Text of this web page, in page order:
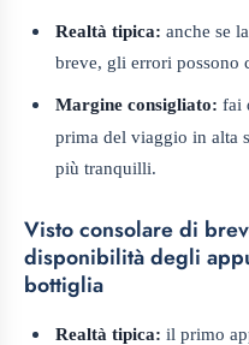
Realtà tipica: anche se
breve, gli errori possono
Margine consigliato: fai
prima del viaggio in alta
più tranquilli.
Visto consolare di
disponibilità degli
bottiglia
Realtà tipica: il primo